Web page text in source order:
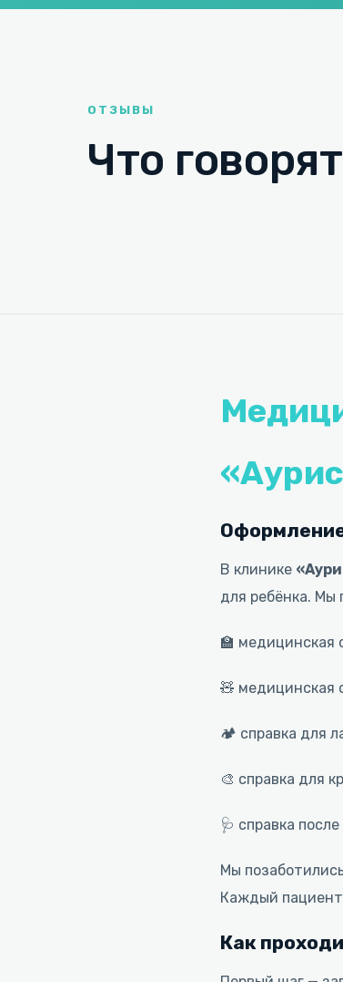
ОТЗЫВЫ
Что говорят
В клинике
для ребёнка. Мы
🏫 медицинская
🧸 медицинская
🏕️ справка для
🎨 справка для
🩺 справка
Мы
Каждый
Как